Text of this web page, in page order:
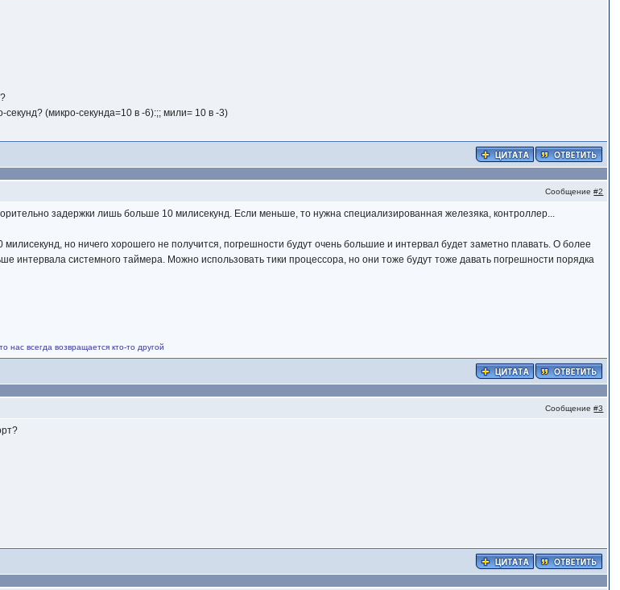
секунд? (микро-секунда=10 в -6):;; мили= 10 в -3)
Сообщение#2
задержки лишь больше 10 милисекунд. Если меньше, то нужна специализированная железяка, контроллер...
милисекунд, но ничего хорошего не получится, погрешности будут очень большие и интервал будет заметно плавать. О более
интервала системного таймера. Можно использовать тики процессора, но они тоже будут тоже давать погрешности порядка
нас всегда возвращается кто-то другой
Сообщение#3